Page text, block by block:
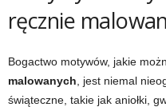
ręcznie
Bogactwo motywów, jakie
malowanych , jest niemal
świąteczne, takie jak aniołki,